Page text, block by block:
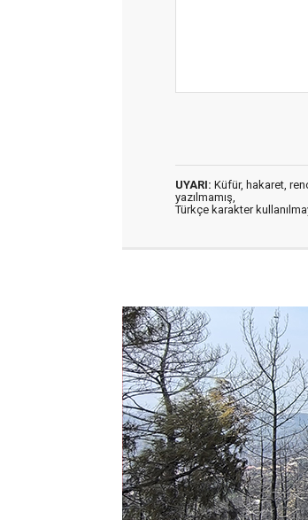
UYARI: Küfür, hakaret,
yazılmamış,
Türkçe karakter